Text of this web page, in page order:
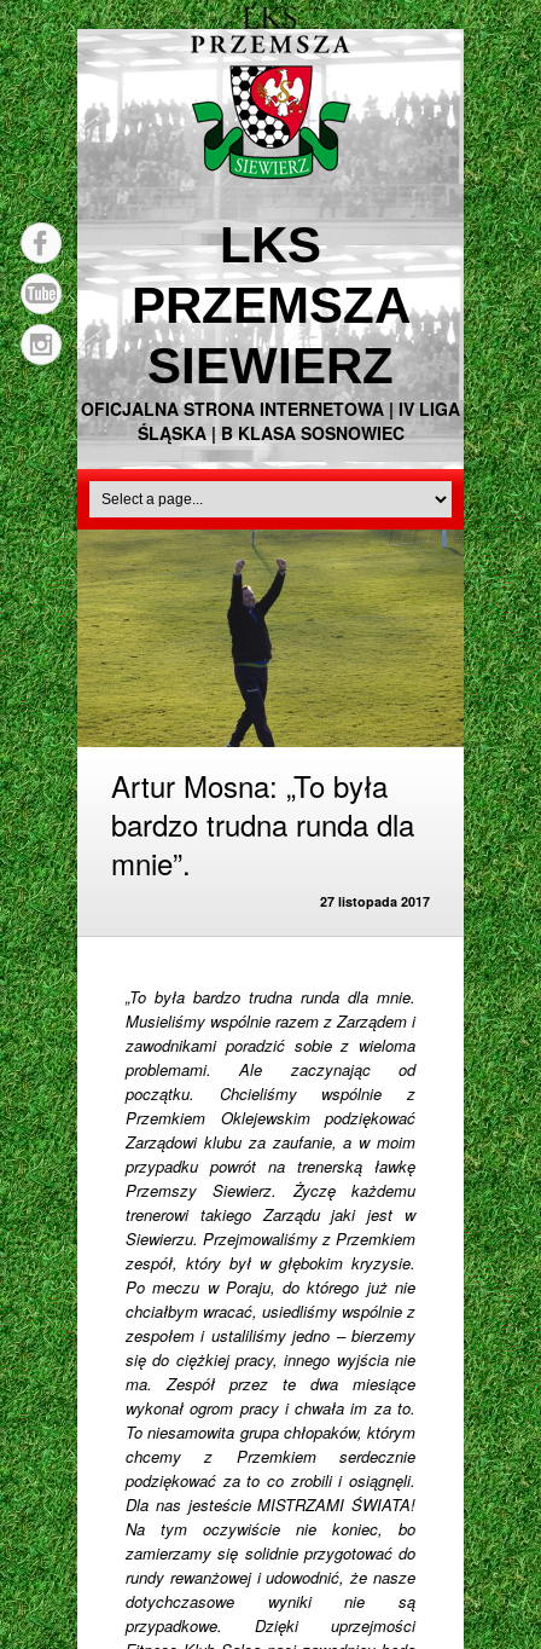
LKS
PRZEMSZA
SIEWIERZ
OFICJALNA STRONA INTERNETOWA | IV LIGA
ŚLĄSKA | B KLASA SOSNOWIEC
Artur Mosna: „To była
bardzo trudna runda dla
mnie”.
27 listopada 2017
„To była bardzo trudna runda dla mnie.
Musieliśmy wspólnie razem z Zarządem i
zawodnikami poradzić sobie z wieloma
problemami. Ale zaczynając od
początku. Chcieliśmy wspólnie z
Przemkiem Oklejewskim podziękować
Zarządowi klubu za zaufanie, a w moim
przypadku powrót na trenerską ławkę
Przemszy Siewierz. Życzę każdemu
trenerowi takiego Zarządu jaki jest w
Siewierzu. Przejmowaliśmy z Przemkiem
zespół, który był w głębokim kryzysie.
Po meczu w Poraju, do którego już nie
chciałbym wracać, usiedliśmy wspólnie z
zespołem i ustaliliśmy jedno – bierzemy
się do ciężkiej pracy, innego wyjścia nie
ma. Zespół przez te dwa miesiące
wykonał ogrom pracy i chwała im za to.
To niesamowita grupa chłopaków, którym
chcemy z Przemkiem serdecznie
podziękować za to co zrobili i osiągnęli.
Dla nas jesteście MISTRZAMI ŚWIATA!
Na tym oczywiście nie koniec, bo
zamierzamy się solidnie przygotować do
rundy rewanżowej i udowodnić, że nasze
dotychczasowe wyniki nie są
przypadkowe. Dzięki uprzejmości